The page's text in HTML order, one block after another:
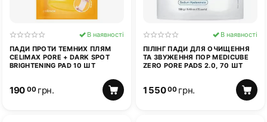
ПАДИ ПРОТИ ТЕМНИХ ПЛЯМ
CELIMAX PORE + DARK SPOT
BRIGHTENING PAD 10 ШТ
В наявності
190 00 грн.
ПІЛІНГ ПАДИ ДЛЯ ОЧИЩЕННЯ
ТА ЗВУЖЕННЯ ПОР MEDICUBE
ZERO PORE PADS 2.0, 70 ШТ
В наявності
1 550 00 грн.